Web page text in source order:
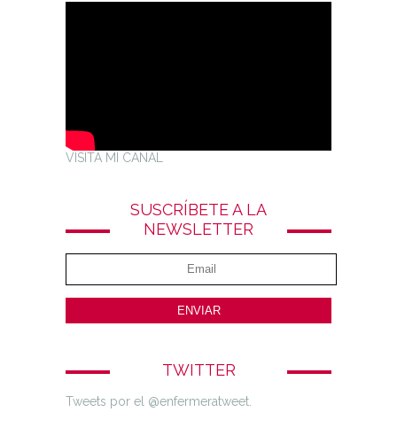
VISITA MI CANAL
SUSCRÍBETE A LA
NEWSLETTER
TWITTER
Tweets por el @enfermeratweet.